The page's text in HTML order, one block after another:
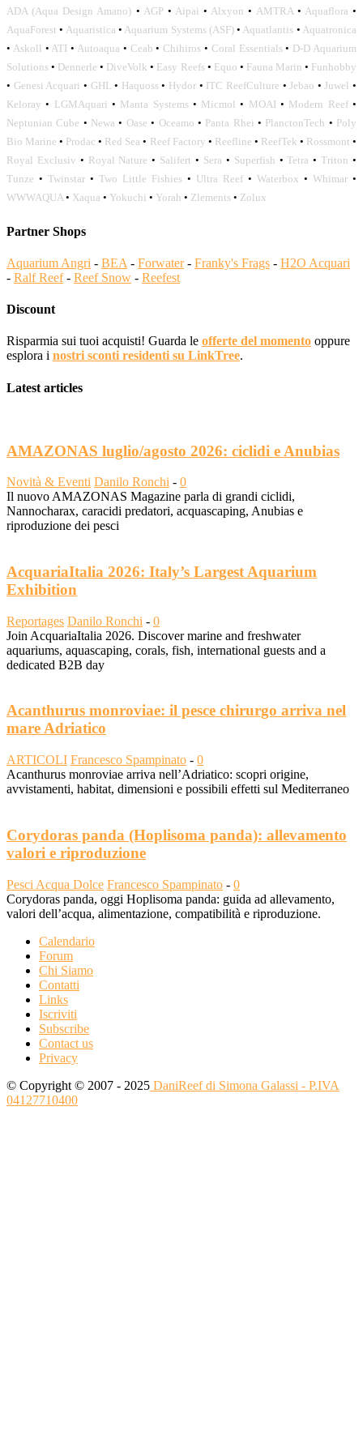
ADA (Aqua Design Amano) • AGP• Aipai • Alxyon • AMTRA• Aquaflora •
AquaForest • Aquaristica • Aquarium Systems (ASF)• Aquatlantis • Aquatronica
• Askoll • ATI • Autoaqua • Ceab • Chihiros • Coral Essentials• D-D Aquarium
Solutions • Dennerle • DiveVolk • Easy Reefs• Equo • Fauna Marin • Funhobby
• Genesi Acquari • GHL • Haquoss• Hydor • ITC ReefCulture •Jebao •Juwel •
Keloray • LGMAquari • Manta Systems• Micmol • MOAI • Modern Reef•
Neptunian Cube • Newa • Oase • Oceamo • Panta Rhei • PlanctonTech • Poly
Bio Marine • Prodac • Red Sea • Reef Factory • Reefline • ReefTek • Rossmont •
Royal Exclusiv • Royal Nature • Salifert • Sera • Superfish •Tetra •Triton •
Tunze • Twinstar • Two Little Fishies • Ultra Reef • Waterbox • Whimar •
WWWAQUA• Xaqua • Yokuchi • Yorah • Zlements • Zolux
Partner Shops
Aquarium Angri - BEA - Forwater- Franky's Frags - H2O Acquari
- Ralf Reef- Reef Snow - Reefest
Discount
Risparmia sui tuoi acquisti! Guarda le offerte del momento oppure
esplora i nostri sconti residenti su LinkTree.
Latest articles
AMAZONAS luglio/agosto 2026: ciclidi e Anubias
Novità & Eventi Danilo Ronchi - 0
Il nuovo AMAZONAS Magazine parla di grandi ciclidi,
Nannocharax, caracidi predatori, acquascaping, Anubias e
riproduzione dei pesci
AcquariaItalia 2026: Italy’s Largest Aquarium
Exhibition
Reportages Danilo Ronchi - 0
Join AcquariaItalia 2026. Discover marine and freshwater
aquariums, aquascaping, corals, fish, international guests and a
dedicated B2B day
Acanthurus monroviae: il pesce chirurgo arriva nel
mare Adriatico
ARTICOLI Francesco Spampinato - 0
Acanthurus monroviae arriva nell’Adriatico: scopri origine,
avvistamenti, habitat, dimensioni e possibili effetti sul Mediterraneo
Corydoras panda (Hoplisoma panda): allevamento
valori e riproduzione
Pesci Acqua Dolce Francesco Spampinato - 0
Corydoras panda, oggi Hoplisoma panda: guida ad allevamento,
valori dell’acqua, alimentazione, compatibilità e riproduzione.
Calendario
Forum
Chi Siamo
Contatti
Links
Iscriviti
Subscribe
Contact us
Privacy
© Copyright © 2007 - 2025 DaniReef di Simona Galassi - P.IVA
04127710400